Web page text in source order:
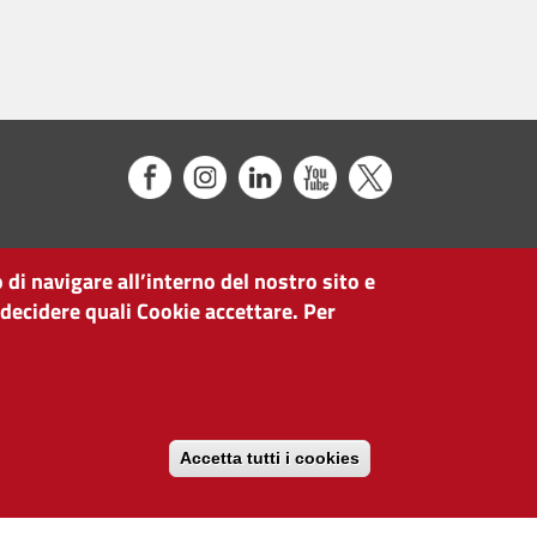
navigare all’interno del nostro sito e
quali Cookie accettare. Per
Accetta tutti i cookies